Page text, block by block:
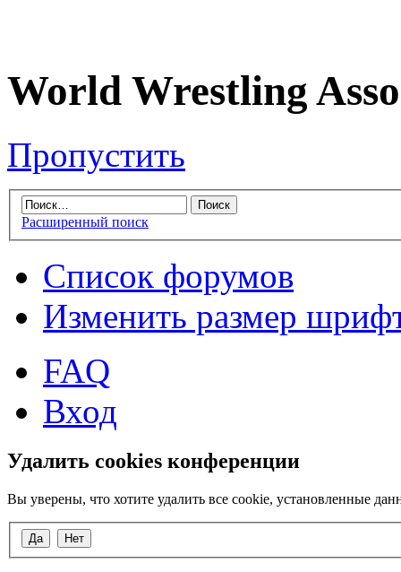
World Wrestling
Пропустить
Расширенный поиск
Список форумов
Изменить размер
FAQ
Вход
Удалить cookies конференции
Вы уверены, что хотите удалить все cookie, установленные